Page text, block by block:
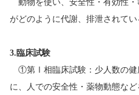
動物を使い、安全性・有効性
がどのように代謝、排泄されてい
3.臨床試験
①第Ⅰ相臨床試験：少人数の健
に、人での安全性・薬物動態など